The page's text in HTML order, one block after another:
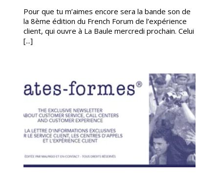
Pour que tu m’aimes encore sera la bande son de
la 8ème édition du French Forum de l’expérience
client, qui ouvre à La Baule mercredi prochain. Celui
[...]